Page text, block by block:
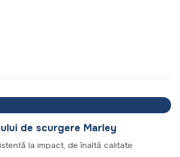
de scurgere Marley
la impact, de înaltă calitate